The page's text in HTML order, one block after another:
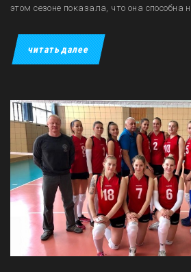
этом сезоне показала, что она способна
читать далее